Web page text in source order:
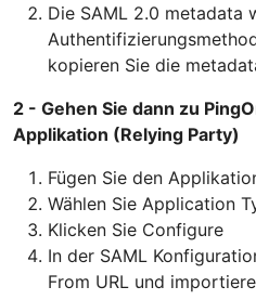
Die SAML 2.0 metadata
kopieren Sie die
2 - Gehen Sie dann zu
Applikation (Relying Party)
Fügen Sie den
Wählen Sie Application
Klicken Sie Configure
In der SAML
From URL und